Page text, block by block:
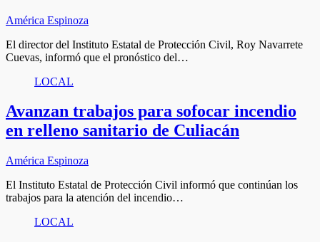
América Espinoza
El director del Instituto Estatal de Protección Civil, Roy Navarrete
Cuevas, informó que el pronóstico del…
LOCAL
Avanzan trabajos para sofocar incendio
en relleno sanitario de Culiacán
América Espinoza
El Instituto Estatal de Protección Civil informó que continúan los
trabajos para la atención del incendio…
LOCAL